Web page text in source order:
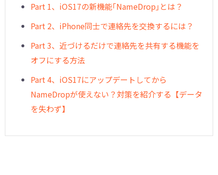
Part 1、iOS17の新機能｢NameDrop｣とは？
Part 2、iPhone同士で連絡先を交換するには？
Part 3、近づけるだけで連絡先を共有する機能を
オフにする方法
Part 4、iOS17にアップデートしてから
NameDropが使えない？対策を紹介する【データ
を失わず】